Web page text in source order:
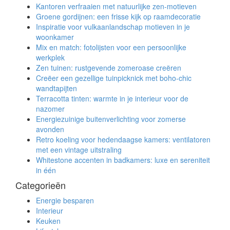
Kantoren verfraaien met natuurlijke zen-motieven
Groene gordijnen: een frisse kijk op raamdecoratie
Inspiratie voor vulkaanlandschap motieven in je
woonkamer
Mix en match: fotolijsten voor een persoonlijke
werkplek
Zen tuinen: rustgevende zomeroase creëren
Creëer een gezellige tuinpicknick met boho-chic
wandtapijten
Terracotta tinten: warmte in je interieur voor de
nazomer
Energiezuinige buitenverlichting voor zomerse
avonden
Retro koeling voor hedendaagse kamers: ventilatoren
met een vintage uitstraling
Whitestone accenten in badkamers: luxe en sereniteit
in één
Categorieën
Energie besparen
Interieur
Keuken